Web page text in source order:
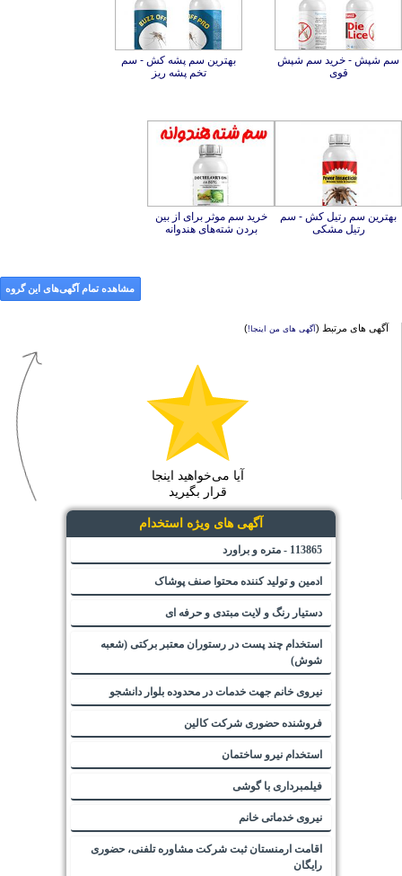
سم شپش - خرید سم شپش
قوی
بهترین سم پشه کش - سم
تخم پشه ریز
بهترین سم رتیل کش - سم
رتیل مشکی
خرید سم موثر برای از بین
بردن شته‌های هندوانه
مشاهده تمام آگهی‌های این گروه
آگهی های مرتبط (آگهی های من اینجا!)
آیا می‌خواهید اینجا
قرار بگیرید
آگهی های ویژه استخدام
113865 - متره و براورد
ادمین و تولید کننده محتوا صنف پوشاک
دستیار رنگ و لایت مبتدی و حرفه ای
استخدام چند پست در رستوران معتبر برکتی (شعبه
شوش)
نیروی خانم جهت خدمات در محدوده بلوار دانشجو
فروشنده حضوری شرکت کالین
استخدام نیرو ساختمان
فیلمبرداری با گوشی
نیروی خدماتی خانم
اقامت ارمنستان ثبت شرکت مشاوره تلفنی، حضوری
رایگان